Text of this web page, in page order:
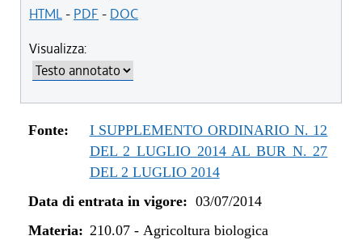
dal 07/01/2015 al 12/01/2016
HTML- PDF - DOC
Visualizza:
Fonte:
I SUPPLEMENTO ORDINARIO N. 12
DEL 2 LUGLIO 2014 AL BUR N. 27
DEL 2 LUGLIO 2014
Data di entrata in vigore: 03/07/2014
Materia: 210.07- Agricoltura biologica